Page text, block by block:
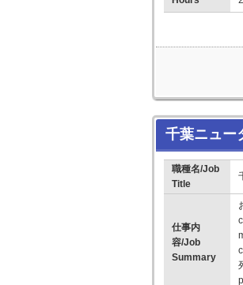
千葉ニュ
職種名/Job
Title
仕事内
容/Job
Summary